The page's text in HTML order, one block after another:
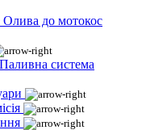
Олива до мотокос
Паливна система